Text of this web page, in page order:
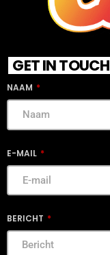
GET IN TOUCH
NAAM
E-MAIL
BERICHT